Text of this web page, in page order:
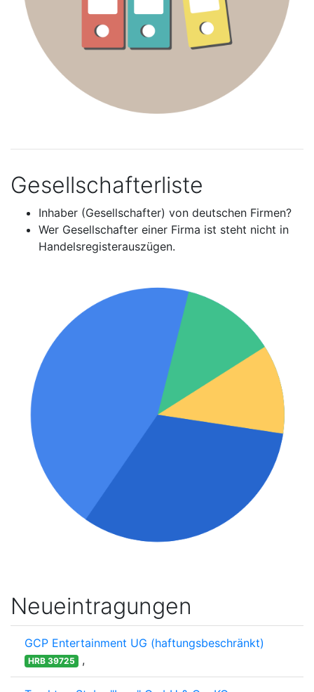
Gesellschafterliste
Inhaber (Gesellschafter) von deutschen Firmen?
Wer Gesellschafter einer Firma ist steht nicht in
Handelsregisterauszügen.
Neueintragungen
GCP Entertainment UG (haftungsbeschränkt)
HRB 39725 ,